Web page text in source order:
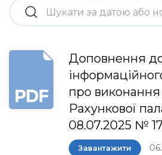
Доповнення
про
Рахункової
08.07.2025 №
Завантажити